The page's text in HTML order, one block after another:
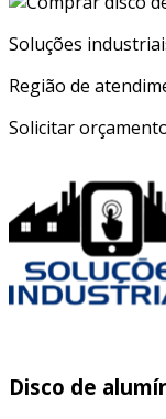
Soluções
Região de
Solicitar
Disco de